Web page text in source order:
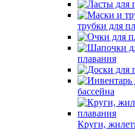
трубки для
плавания
бассейна
Круги,